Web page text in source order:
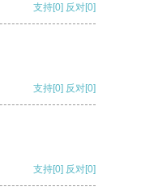
支持[0] 反对[0]
支持[0] 反对[0]
支持[0] 反对[0]